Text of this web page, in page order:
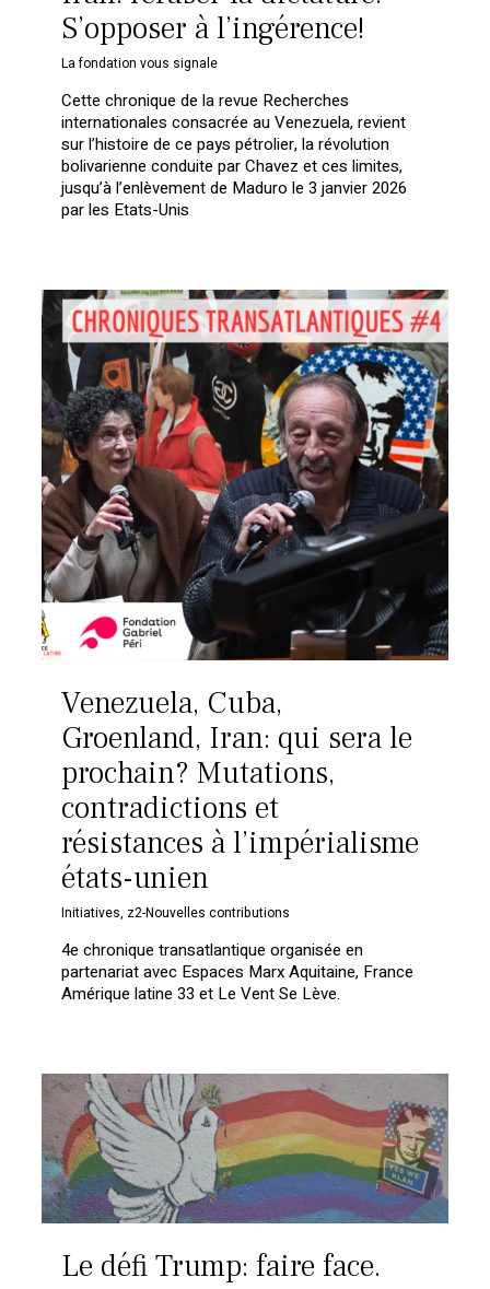
S’opposer à l’ingérence!
La fondation vous signale
Cette chronique de la revue Recherches
internationales consacrée au Venezuela, revient
sur l’histoire de ce pays pétrolier, la révolution
bolivarienne conduite par Chavez et ces limites,
jusqu’à l’enlèvement de Maduro le 3 janvier 2026
par les Etats-Unis
Venezuela, Cuba,
Groenland, Iran: qui sera le
prochain? Mutations,
contradictions et
résistances à l’impérialisme
états-unien
Initiatives, z2-Nouvelles contributions
4e chronique transatlantique organisée en
partenariat avec Espaces Marx Aquitaine, France
Amérique latine 33 et Le Vent Se Lève.
Le défi Trump: faire face.